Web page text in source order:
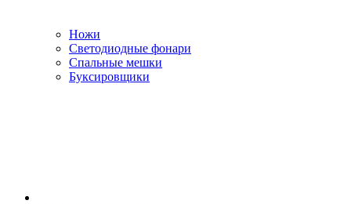
Ножи
Светодиодные фонари
Спальные мешки
Буксировщики